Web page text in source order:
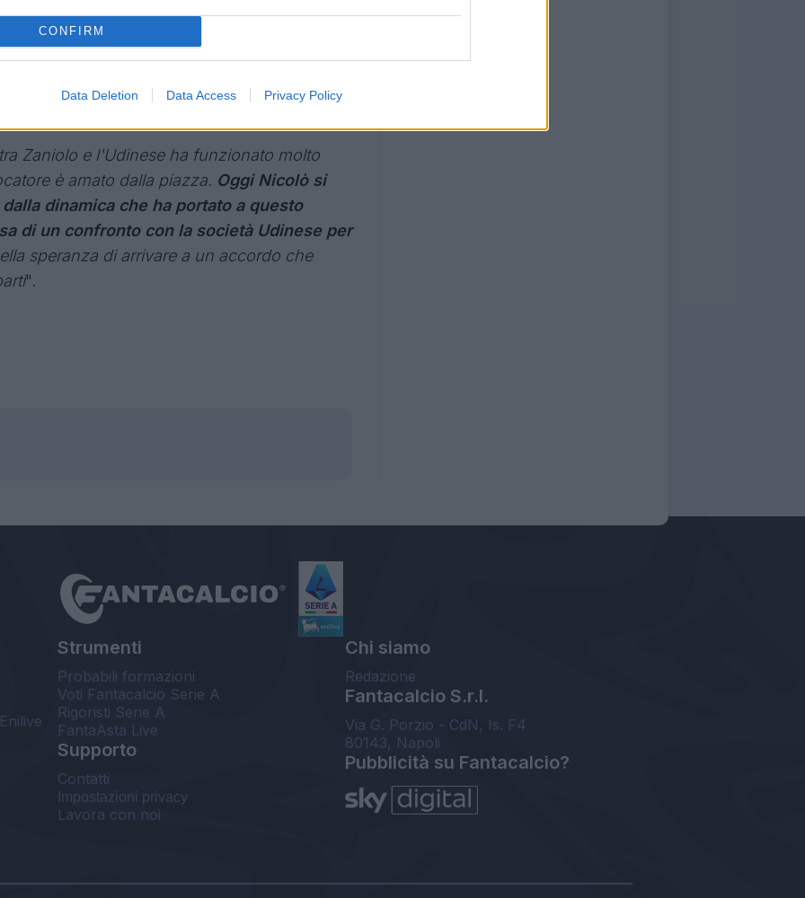
CONFIRM
Data Deletion Data Access Privacy Policy
con l'Udinese abbiamo scelto di firmare e
di sederci, prima dell'esercizio del riscatto,
scorsi giorni abbiamo avuto fitti colloqui
quadra sui numeri, ma, nonostante gli
l'intesa non è stata ancora raggiunta
Zaniolo e l'Udinese ha funzionato molto
è amato dalla piazza. Oggi Nicolò si
dinamica che ha portato a questo
di un confronto con la società Udinese per
speranza di arrivare a un accordo che
".
Strumenti
Probabili formazioni
Voti Fantacalcio Serie A
Rigoristi Serie A
FantaAsta Live
Supporto
Contatti
Impostazioni privacy
Lavora con noi
Chi siamo
Redazione
Fantacalcio S.r.l.
Via G. Porzio - CdN, Is. F4
80143, Napoli
Pubblicità su Fantacalcio?